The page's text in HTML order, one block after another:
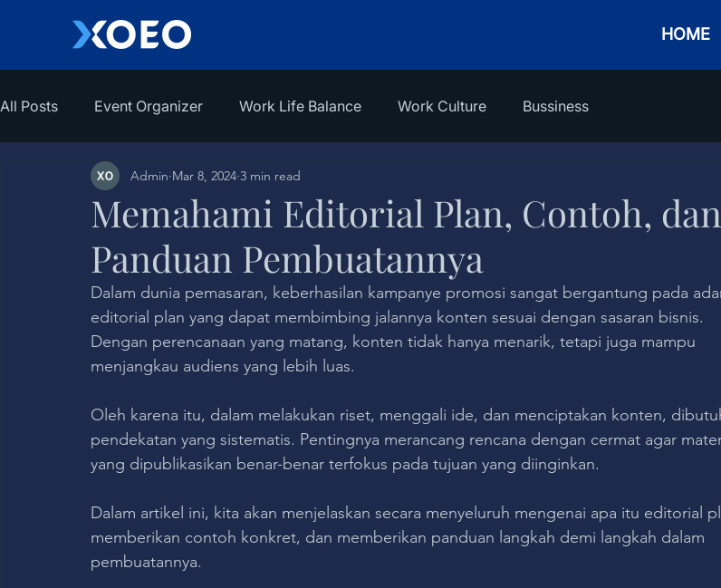
HOME
All Posts Event Organizer Work Life Balance Work Culture Bussiness
Memahami Editorial Plan, Contoh, dan
Panduan Pembuatannya
Admin Mar 8, 2024 3 min read
Dalam dunia pemasaran, keberhasilan kampanye promosi sangat bergantung pada
editorial plan yang dapat membimbing jalannya konten sesuai dengan sasaran bisnis.
Dengan perencanaan yang matang, konten tidak hanya menarik, tetapi juga mampu
menjangkau audiens yang lebih luas.
Oleh karena itu, dalam melakukan riset, menggali ide, dan menciptakan konten,
pendekatan yang sistematis. Pentingnya merancang rencana dengan cermat agar
yang dipublikasikan benar-benar terfokus pada tujuan yang diinginkan.
Dalam artikel ini, kita akan menjelaskan secara menyeluruh mengenai apa itu editorial
memberikan contoh konkret, dan memberikan panduan langkah demi langkah dalam
pembuatannya.